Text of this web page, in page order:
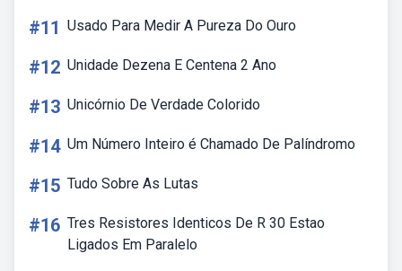
#11 Usado Para Medir A Pureza Do Ouro
#12 Unidade Dezena E Centena 2 Ano
#13 Unicórnio De Verdade Colorido
#14 Um Número Inteiro é Chamado De Palíndromo
#15 Tudo Sobre As Lutas
#16 Tres Resistores Identicos De R 30 Estao
Ligados Em Paralelo